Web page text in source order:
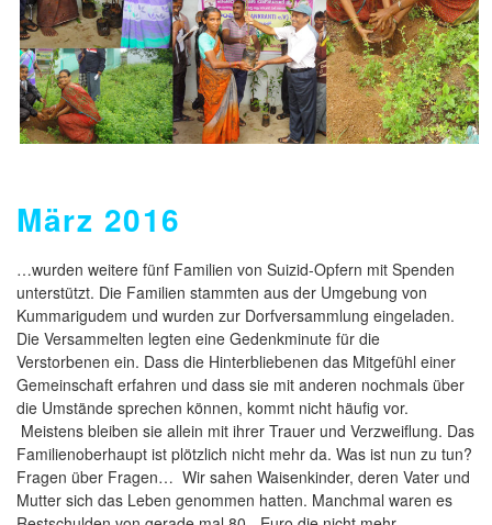
März 2016
…wurden weitere fünf Familien von Suizid-Opfern mit Spenden
unterstützt. Die Familien stammten aus der Umgebung von
Kummarigudem und wurden zur Dorfversammlung eingeladen.
Die Versammelten legten eine Gedenkminute für die
Verstorbenen ein. Dass die Hinterbliebenen das Mitgefühl einer
Gemeinschaft erfahren und dass sie mit anderen nochmals über
die Umstände sprechen können, kommt nicht häufig vor.
Meistens bleiben sie allein mit ihrer Trauer und Verzweiflung. Das
Familienoberhaupt ist plötzlich nicht mehr da. Was ist nun zu tun?
Fragen über Fragen… Wir sahen Waisenkinder, deren Vater und
Mutter sich das Leben genommen hatten. Manchmal waren es